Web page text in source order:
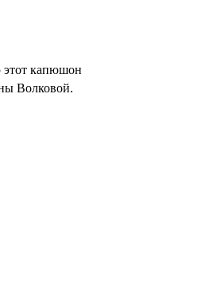
этот капюшон
Волковой.